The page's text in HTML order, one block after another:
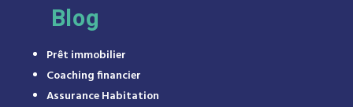
Blog
Prêt immobilier
Coaching financier
Assurance Habitation